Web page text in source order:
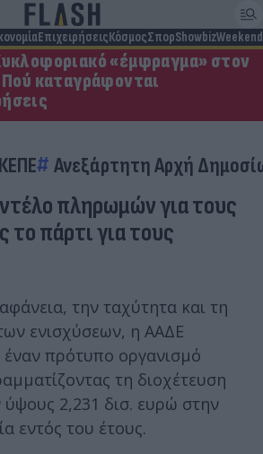
ΕπιχειρήσειςΚόσμοςΣπορShowbizWeekend
«έμφραγμα» στον
Πού καταγράφονται
Ανεξάρτητη Αρχή
πληρωμών για τους
το πάρτι για τους
την ταχύτητα και τη
ενισχύσεων, η ΑΑΔΕ
έναν πρότυπο οργανισμό
τη διοχέτευση
2,231 δισ. ευρώ στην
εντός του έτους.